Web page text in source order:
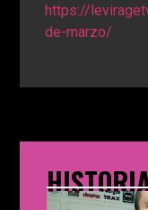
https://
de-marzo/